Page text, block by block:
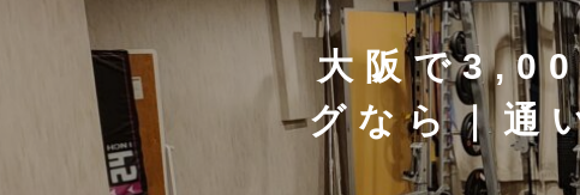
大阪で
グなら｜通